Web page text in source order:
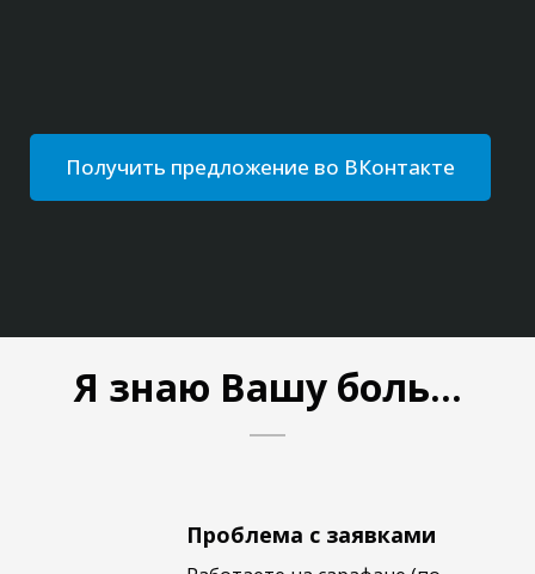
Получить предложение во ВКонтакте
Я знаю Вашу боль…
Проблема с заявками